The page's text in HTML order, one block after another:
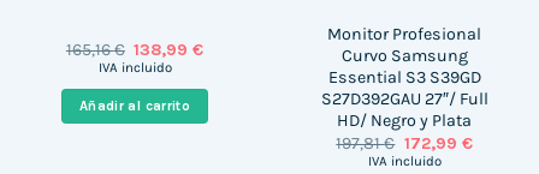
165,16€ El
precio
era:
165,16 €.
138,99€El
es:
138,99 €.
IVA incluido
Añadir al carrito
Monitor Profesional
Curvo Samsung
Essential S3 S39GD
S27D392GAU 27″/ Full
HD/ Negro y Plata
197,81€ El
precio
172,99 €El
IVA incluido